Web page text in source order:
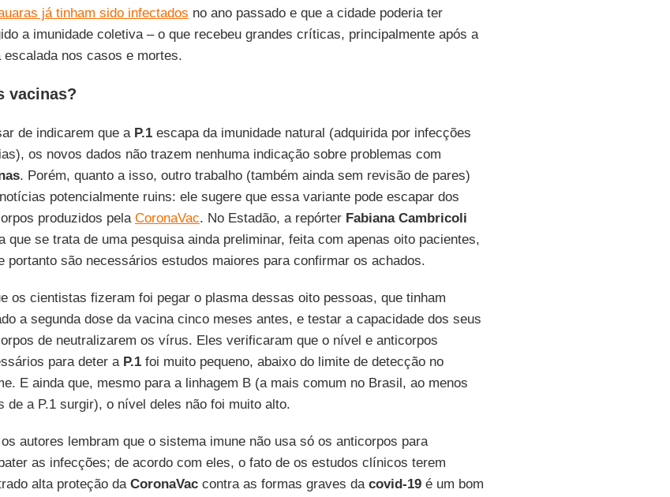
já tinham sido infectados no ano passado e que a cidade poderia ter
a imunidade coletiva – o que recebeu grandes críticas, principalmente após a
escalada nos casos e mortes.
vacinas?
de indicarem que a P.1escapa da imunidade natural (adquirida por infecções
os novos dados não trazem nenhuma indicação sobre problemas com
. Porém, quanto a isso, outro trabalho (também ainda sem revisão de pares)
potencialmente ruins: ele sugere que essa variante pode escapar dos
produzidos pela CoronaVac. No Estadão, a repórter Fabiana Cambricoli
que se trata de uma pesquisa ainda preliminar, feita com apenas oito pacientes,
portanto são necessários estudos maiores para confirmar os achados.
os cientistas fizeram foi pegar o plasma dessas oito pessoas, que tinham
a segunda dose da vacina cinco meses antes, e testar a capacidade dos seus
de neutralizarem os vírus. Eles verificaram que o nível e anticorpos
para deter a P.1foi muito pequeno, abaixo do limite de detecção no
E ainda que, mesmo para a linhagem B (a mais comum no Brasil, ao menos
de a P.1 surgir), o nível deles não foi muito alto.
autores lembram que o sistema imune não usa só os anticorpos para
as infecções; de acordo com eles, o fato de os estudos clínicos terem
alta proteção da CoronaVaccontra as formas graves da covid-19é um bom